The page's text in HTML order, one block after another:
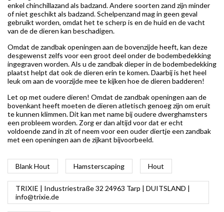
enkel chinchillazand als badzand. Andere soorten zand zijn minder
of niet geschikt als badzand. Schelpenzand mag in geen geval
gebruikt worden, omdat het te scherp is en de huid en de vacht
van de de dieren kan beschadigen.
Omdat de zandbak openingen aan de bovenzijde heeft, kan deze
desgewenst zelfs voor een groot deel onder de bodembedekking
ingegraven worden. Als u de zandbak dieper in de bodembedekking
plaatst helpt dat ook de dieren erin te komen. Daarbij is het heel
leuk om aan de voorzijde mee te kijken hoe de dieren badderen!
Let op met oudere dieren! Omdat de zandbak openingen aan de
bovenkant heeft moeten de dieren atletisch genoeg zijn om eruit
te kunnen klimmen. Dit kan met name bij oudere dwerghamsters
een probleem worden. Zorg er dan altijd voor dat er echt
voldoende zand in zit of neem voor een ouder diertje een zandbak
met een openingen aan de zijkant bijvoorbeeld.
Blank Hout Hamsterscaping Hout
TRIXIE | Industriestraße 32 24963 Tarp | DUITSLAND |
info@trixie.de